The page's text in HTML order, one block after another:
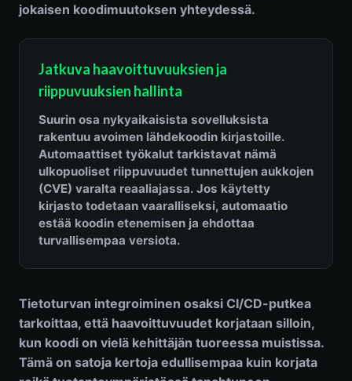
jokaisen koodimuutoksen yhteydessä.
Jatkuva haavoittuvuuksien ja
riippuvuuksien hallinta
Suurin osa nykyaikaisista sovelluksista
rakentuu avoimen lähdekoodin kirjastoille.
Automaattiset työkalut tarkistavat nämä
ulkopuoliset riippuvuudet tunnettujen aukkojen
(CVE) varalta reaaliajassa. Jos käytetty
kirjasto todetaan vaaralliseksi, automaatio
estää koodin etenemisen ja ehdottaa
turvallisempaa versiota.
Tietoturvan integroiminen osaksi CI/CD-putkea
tarkoittaa, että haavoittuvuudet korjataan silloin,
kun koodi on vielä kehittäjän tuoreessa muistissa.
Tämä on satoja kertoja edullisempaa kuin korjata